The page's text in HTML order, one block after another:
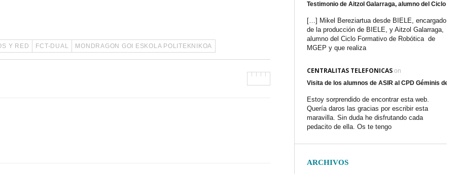
Y RED FCT-DUAL MONDRAGON GOI ESKOLA POLITEKNIKOA
Testimonio de Aitzol Galarraga, alumno del Ciclo
[…] Mikel Bereziartua desde BIELE, encargado
de la producción de BIELE, y Aitzol Galarraga,
alumno del Ciclo Formativo de Robótica de
MGEP y que realiza
CENTRALITAS TELEFONICAS on
Visita de los alumnos de ASIR al CPD Géminis de
Estoy sorprendido de encontrar esta web.
Quería daros las gracias por escribir esta
maravilla. Sin duda he disfrutando cada
pedacito de ella. Os te tengo
ARCHIVOS